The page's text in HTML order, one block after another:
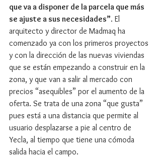
que va a disponer de la parcela que más
se ajuste a sus necesidades”. El
arquitecto y director de Madmaq ha
comenzado ya con los primeros proyectos
y con la dirección de las nuevas viviendas
que se están empezando a construir en la
zona, y que van a salir al mercado con
precios “asequibles” por el aumento de la
oferta. Se trata de una zona “que gusta”
pues está a una distancia que permite al
usuario desplazarse a pie al centro de
Yecla, al tiempo que tiene una cómoda
salida hacia el campo.